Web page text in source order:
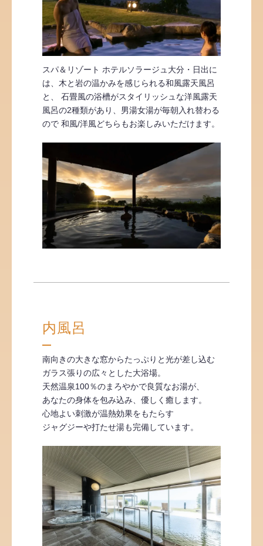
スパ＆リゾート ホテルソラージュ大分・日出に
は、木と岩の温かみを感じられる和風露天風呂
と、 石畳風の浴槽がスタイリッシュな洋風露天
風呂の2種類があり、男湯女湯が毎朝入れ替わる
ので 和風/洋風どちらもお楽しみいただけます。
内風呂
南向きの大きな窓からたっぷりと光が差し込む
ガラス張りの広々とした大浴場。
天然温泉100％のまろやかで良質なお湯が、
あなたの身体を包み込み、優しく癒します。
心地よい刺激が温熱効果をもたらす
ジャグジーや打たせ湯も完備しています。